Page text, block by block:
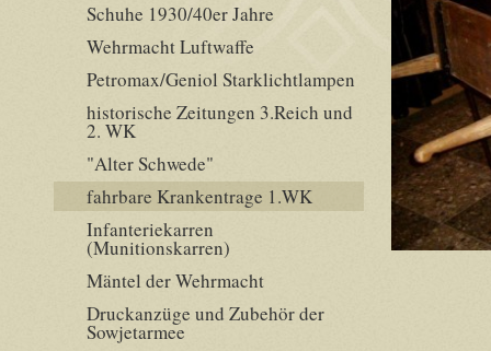
Schuhe 1930/40er Jahre
Wehrmacht Luftwaffe
Petromax/Geniol Starklichtlampen
historische Zeitungen 3.Reich und
2. WK
"Alter Schwede"
fahrbare Krankentrage 1.WK
Infanteriekarren
(Munitionskarren)
Mäntel der Wehrmacht
Druckanzüge und Zubehör der
Sowjetarmee